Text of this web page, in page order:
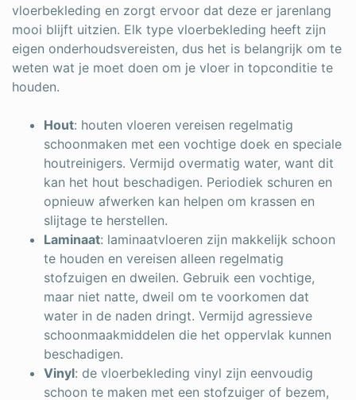
vloerbekleding en zorgt ervoor dat deze er jarenlang
mooi blijft uitzien. Elk type vloerbekleding heeft zijn
eigen onderhoudsvereisten, dus het is belangrijk om te
weten wat je moet doen om je vloer in topconditie te
houden.
Hout: houten vloeren vereisen regelmatig
schoonmaken met een vochtige doek en speciale
houtreinigers. Vermijd overmatig water, want dit
kan het hout beschadigen. Periodiek schuren en
opnieuw afwerken kan helpen om krassen en
slijtage te herstellen.
Laminaat: laminaatvloeren zijn makkelijk schoon
te houden en vereisen alleen regelmatig
stofzuigen en dweilen. Gebruik een vochtige,
maar niet natte, dweil om te voorkomen dat
water in de naden dringt. Vermijd agressieve
schoonmaakmiddelen die het oppervlak kunnen
beschadigen.
Vinyl: de vloerbekleding vinyl zijn eenvoudig
schoon te maken met een stofzuiger of bezem,